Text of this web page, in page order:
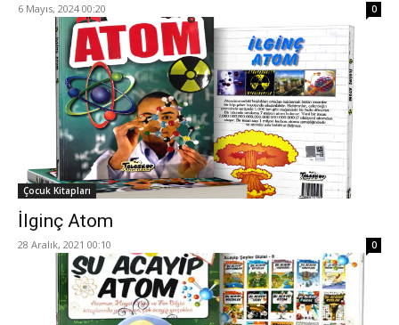
6 Mayıs, 2024 00:20 0
Çocuk Kitapları
İlginç Atom
28 Aralık, 2021 00:10 0